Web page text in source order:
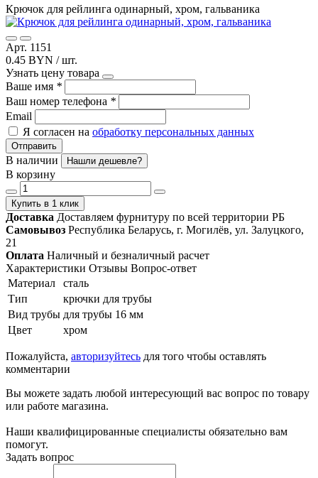
Крючок для рейлинга одинарный, хром, гальваника
Арт. 1151
0.45 BYN / шт.
Узнать цену товара
Ваше имя *
Ваш номер телефона *
Email
Я согласен на обработку персональных данных
Отправить
В наличии Нашли дешевле?
В корзину
Купить в 1 клик
Доставка Доставляем фурнитуру по всей территории РБ
Самовывоз Республика Беларусь, г. Могилёв, ул. Залуцкого,
21
Оплата Наличный и безналичный расчет
Характеристики Отзывы Вопрос-ответ
Материал
сталь
Тип
крючки для трубы
Вид трубы для трубы 16 мм
Цвет
хром
Пожалуйста, авторизуйтесь для того чтобы оставлять
комментарии
Вы можете задать любой интересующий вас вопрос по товару
или работе магазина.
Наши квалифицированные специалисты обязательно вам
помогут.
Задать вопрос